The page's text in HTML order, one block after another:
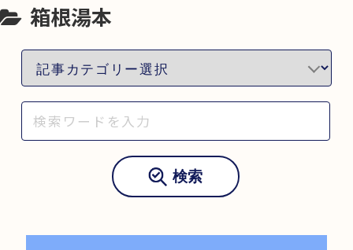
箱根湯本
検索